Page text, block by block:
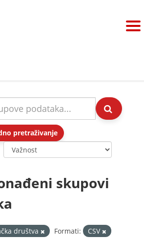
pretraživanje
skupovi
društva Formati:
CSV